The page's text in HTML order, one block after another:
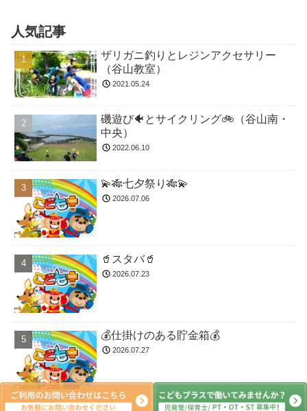
人気記事
ザリガニ釣りとレジンアクセサリー
（谷山教室）
2021.05.24
磯遊び🐠とサイクリング🚲（谷山南・
中央）
2022.06.10
💫🎋七夕祭り🎋💫
2026.07.06
🥤スタバ🥤
2026.07.23
💰仕掛けのある貯金箱💰
2026.07.27